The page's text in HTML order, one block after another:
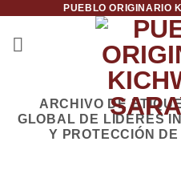
contenido
PUEBLO ORIGINARIO
ARCHIVO DE
GLOBAL DE LIDERES
Y PROTECCIÓN